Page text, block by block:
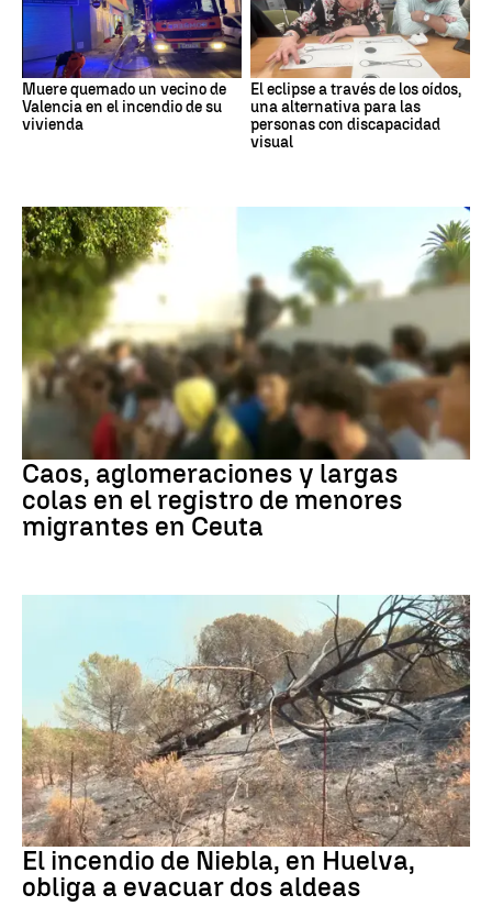
Muere quemado un vecino de
Valencia en el incendio de su
vivienda
El eclipse a través de los oídos,
una alternativa para las
personas con discapacidad
visual
Caos, aglomeraciones y largas
colas en el registro de menores
migrantes en Ceuta
Andalucía
El incendio de Niebla, en Huelva,
obliga a evacuar dos aldeas